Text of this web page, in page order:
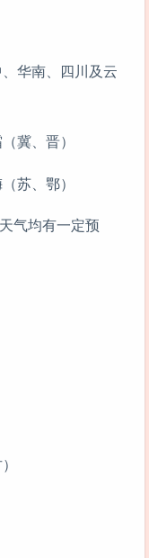
华南、四川及云
冀、晋）
苏、鄂）
气均有一定预